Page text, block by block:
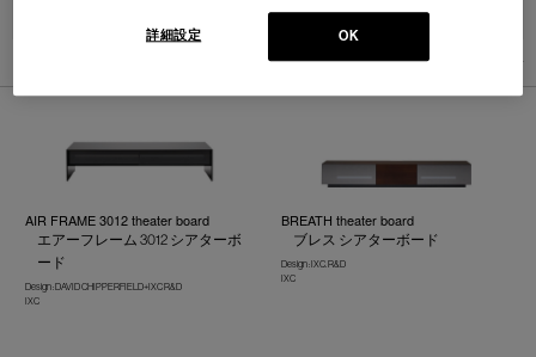
件あります
AIR FRAME 3012 theater board
エアーフレーム 3012 シアターボ
ード
Design : DAVID CHIPPERFIELD+IXC R&D
IXC
BREATH theater board
ブレス シアターボード
Design : IXC. R&D
IXC
OK
詳細設定